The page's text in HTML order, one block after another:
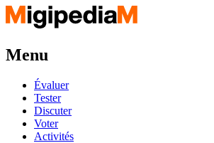
Menu
Évaluer
Tester
Discuter
Voter
Activités